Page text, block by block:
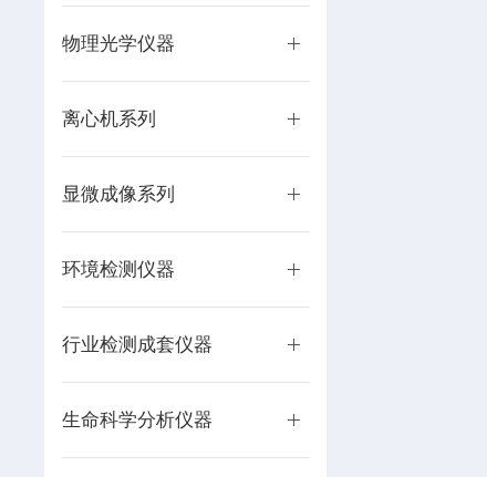
物理光学仪器
离心机系列
显微成像系列
环境检测仪器
行业检测成套仪器
生命科学分析仪器